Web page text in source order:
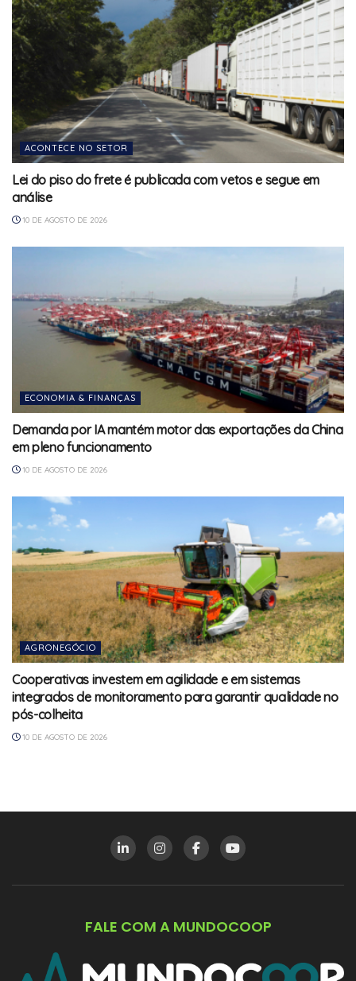
ACONTECE NO SETOR
Lei do piso do frete é publicada com vetos e segue em
análise
10 DE AGOSTO DE 2026
ECONOMIA & FINANÇAS
Demanda por IA mantém motor das exportações da China
em pleno funcionamento
10 DE AGOSTO DE 2026
AGRONEGÓCIO
Cooperativas investem em agilidade e em sistemas
integrados de monitoramento para garantir qualidade no
pós-colheita
10 DE AGOSTO DE 2026
FALE COM A MUNDOCOOP